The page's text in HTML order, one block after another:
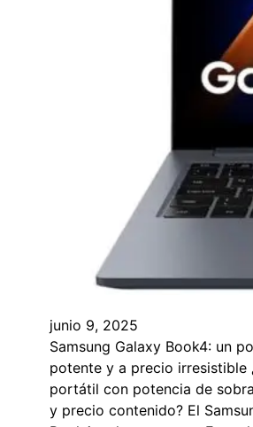
junio 9, 2025
Samsung Galaxy Book4: un
potente y a precio irresistible
portátil con potencia de
y precio contenido? El